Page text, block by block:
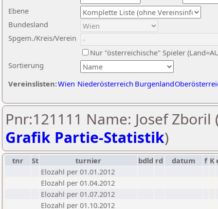
Ebene
Sortierung
Bundesland
Spgem./Kreis/Verein
Nur "österreichische" Spieler
Vereinslisten:Wien Niederösterreich Burgenland
Pnr:121111 Name: Josef Zboril
Grafik Partie-Statistik)
tnr St turnier bdld rd datum f K
Elozahl per 01.01.2012
Elozahl per 01.04.2012
Elozahl per 01.07.2012
Elozahl per 01.10.2012